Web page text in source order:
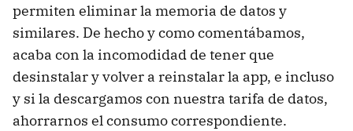
permiten eliminar la memoria de datos y
similares. De hecho y como comentábamos,
acaba con la incomodidad de tener que
desinstalar y volver a reinstalar la app, e incluso
y si la descargamos con nuestra tarifa de datos,
ahorrarnos el consumo correspondiente.